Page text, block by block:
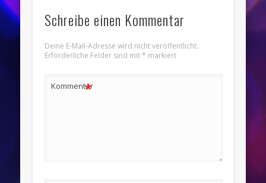
Schreibe einen Kommentar
Deine E-Mail-Adresse wird nicht veröffentlicht.
Erforderliche Felder sind mit* markiert
Kommentar
*